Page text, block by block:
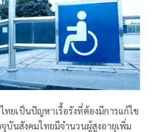
ทยเป็นปัญหาเรื้อรังที่ต้องมีการแก้ไข
จุบันสังคมไทยมีจำนวนผู้สูงอายุเพิ่ม